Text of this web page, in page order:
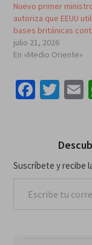
Nuevo primer
autoriza que EEUU
bases británicas
julio 21, 2026
En «Medio Oriente»
Suscríbete y recibe